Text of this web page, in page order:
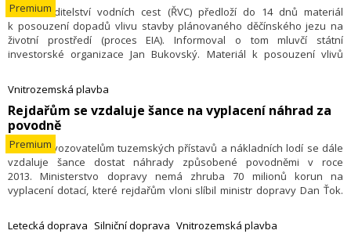
Premium
9.2. – Ředitelství vodních cest (ŘVC) předloží do 14 dnů materiál
k posouzení dopadů vlivu stavby plánovaného děčínského jezu na
životní prostředí (proces EIA). Informoval o tom mluvčí státní
investorské organizace Jan Bukovský. Materiál k posouzení vlivů
o dokument obsahující více než tisíc stran. Jez by mohl být hotový
nejdříve v roce 2021.
Vnitrozemská plavba
​Rejdařům se vzdaluje šance na vyplacení náhrad za
povodně
Premium
2.2. – Provozovatelům tuzemských přístavů a nákladních lodí se dále
vzdaluje šance dostat náhrady způsobené povodněmi v roce
2013. Ministerstvo dopravy nemá zhruba 70 milionů korun na
vyplacení dotací, které rejdařům vloni slíbil ministr dopravy Dan Ťok.
odškodnění je již pozdě vzhledem k časovému odstupu od povodní.
Letecká doprava Silniční doprava Vnitrozemská plavba